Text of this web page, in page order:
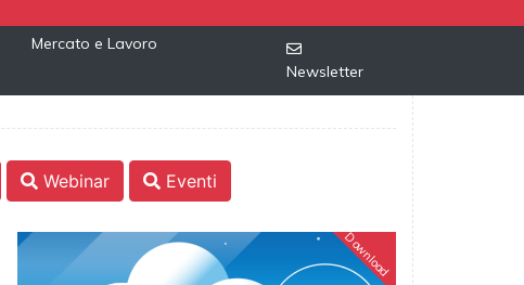
Mercato e Lavoro
Newsletter
Webinar Eventi
Download